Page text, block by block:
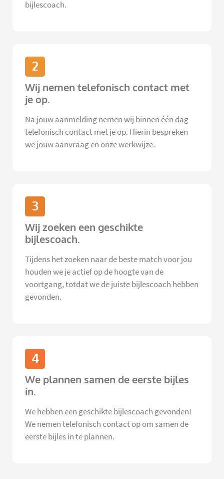
bijlescoach.
2
Wij nemen telefonisch contact met
je op.
Na jouw aanmelding nemen wij binnen één dag
telefonisch contact met je op. Hierin bespreken
we jouw aanvraag en onze werkwijze.
3
Wij zoeken een geschikte
bijlescoach.
Tijdens het zoeken naar de beste match voor jou
houden we je actief op de hoogte van de
voortgang, totdat we de juiste bijlescoach hebben
gevonden.
4
We plannen samen de eerste bijles
in.
We hebben een geschikte bijlescoach gevonden!
We nemen telefonisch contact op om samen de
eerste bijles in te plannen.